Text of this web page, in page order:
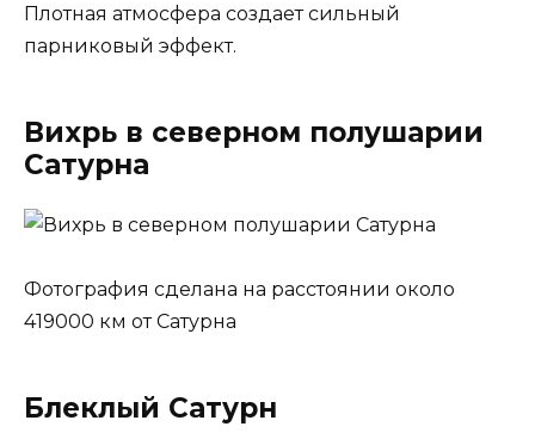
Плотная атмосфера создает сильный
парниковый эффект.
Вихрь в северном полушарии
Сатурна
Фотография сделана на расстоянии около
419000 км от Сатурна
Блеклый Сатурн